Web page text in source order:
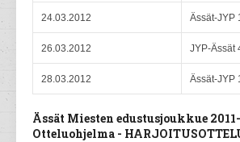
24.03.2012 Ässät-JYP
26.03.2012 JYP-Ässät
28.03.2012 Ässät-JYP
Ässät Miesten edustusjoukkue
Otteluohjelma -